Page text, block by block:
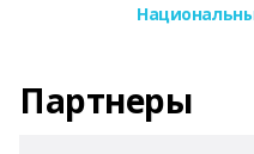
Партнеры